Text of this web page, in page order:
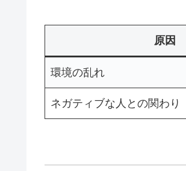
原因
環境の乱れ
ネガティブな人との関わり